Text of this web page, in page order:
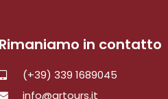
Rimaniamo in contatto
(+39) 339 1689045
info@artours.it